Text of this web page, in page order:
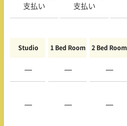
支払い
支払い
Studio 1 Bed Room 2 Bed Room
— — —
— — —